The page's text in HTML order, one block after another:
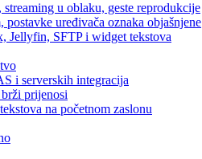
u oblaku, geste reprodukcije
uređivača oznaka objašnjene
Jellyfin, SFTP i widget tekstova
i serverskih integracija
prijenosi
na početnom zaslonu